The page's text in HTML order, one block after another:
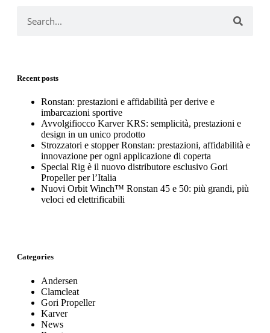
Recent posts
Ronstan: prestazioni e affidabilità per derive e
imbarcazioni sportive
Avvolgifiocco Karver KRS: semplicità, prestazioni e
design in un unico prodotto
Strozzatori e stopper Ronstan: prestazioni, affidabilità e
innovazione per ogni applicazione di coperta
Special Rig è il nuovo distributore esclusivo Gori
Propeller per l’Italia
Nuovi Orbit Winch™ Ronstan 45 e 50: più grandi, più
veloci ed elettrificabili
Categories
Andersen
Clamcleat
Gori Propeller
Karver
News